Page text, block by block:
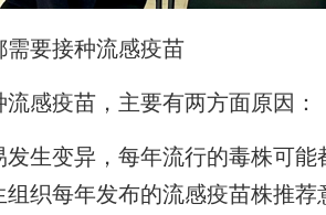
需要接种流感疫苗
疫苗，主要有两方面原因：
变异，每年流行的毒株可能
织每年发布的流感疫苗株推